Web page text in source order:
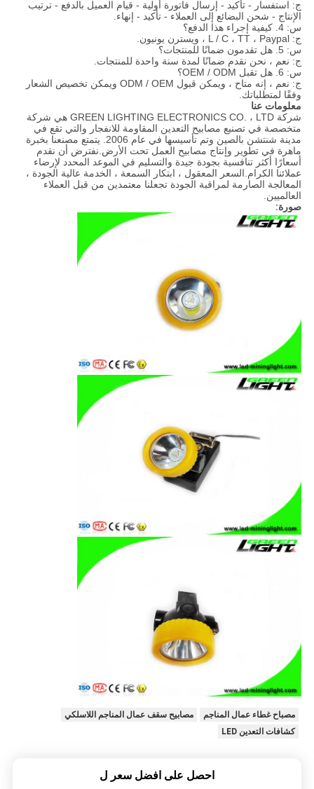
ج: استفسار - تأكيد - إرسال فاتورة أولية - قيام العميل بالدفع - ترتيب
الإنتاج - شحن البضائع إلى العملاء - تأكيد - إنهاء.
س: 4. كيفية إجراء هذا الدفع؟
ج: L / C ، TT ، Paypal ، ويسترن يونيون.
س: 5. هل تقدمون ضمانًا للمنتجات؟
ج: نعم ، نحن نقدم ضمانًا لمدة سنة واحدة للمنتجات.
س: 6. هل تقبل OEM / ODM؟
ج: نعم ، إنه متاح ، ويمكن قبول ODM / OEM ويمكن تخصيص الشعار
وفقًا لمتطلباتك.
معلومات عنا
شركة GREEN LIGHTING ELECTRONICS CO. ، LTD هي شركة
متخصصة في تصنيع مصابيح التعدين المقاومة للانفجار والتي تقع في
مدينة شنتشن بالصين وتم تأسيسها في عام 2006. يتمتع مصنعنا بخبرة
ماهرة في تطوير وإنتاج مصابيح العمل تحت الأرض.نفترض أن نقدم
أسعارًا أكثر تنافسية بجودة جيدة والتسليم في الموعد المحدد لإرضاء
عملائنا الكرام.السعر المعقول ، ابتكار السمعة ، الخدمة عالية الجودة ،
المعالجة الصارمة لمراقبة الجودة تجعلنا معتمدين من قبل العملاء
العالميين.
صورة:
مصباح غطاء عمال المناجم
مصابيح سقف عمال المناجم اللاسلكي
كشافات التعدين LED
احصل على افضل سعر ل